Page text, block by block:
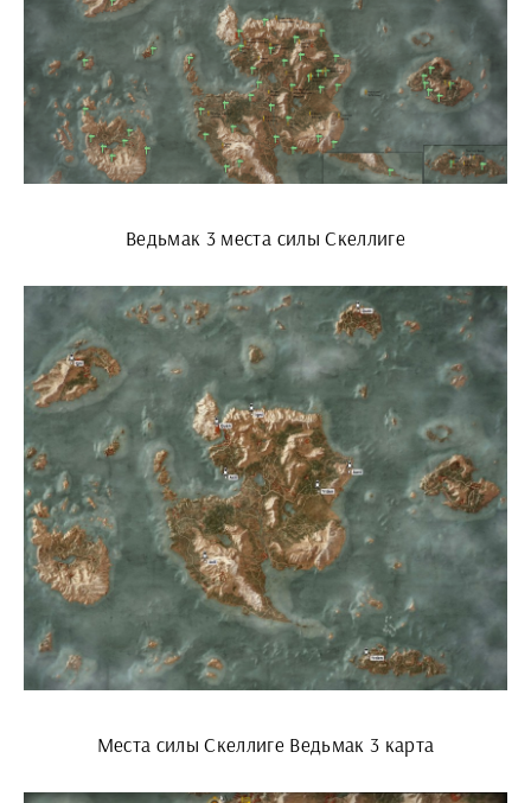
Ведьмак 3 места силы Скеллиге
Места силы Скеллиге Ведьмак 3 карта